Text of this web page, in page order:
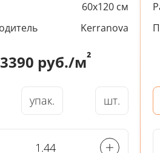
60x120 см
Kerranova
3390 руб./м²
упак. шт.